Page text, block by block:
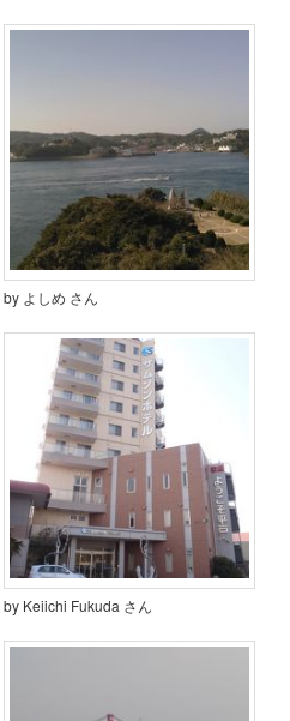
by よしめ さん
by Keiichi Fukuda さん